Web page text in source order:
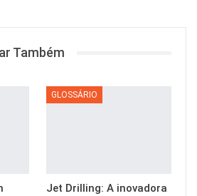
Também
GLOSSÁRIO
Jet Drilling: A inovadora